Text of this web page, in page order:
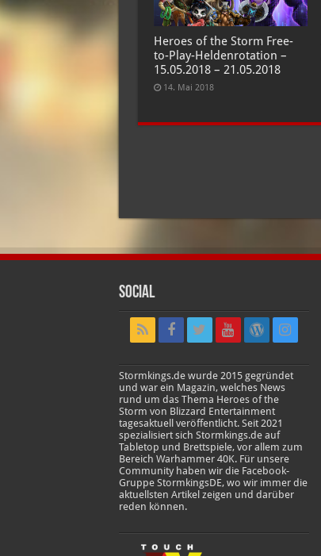
Heroes of the Storm Free-
to-Play-Heldenrotation –
15.05.2018 – 21.05.2018
14. Mai 2018
Social
Stormkings.de wurde 2015 gegründet
und war ein Magazin, welches News
rund um das Thema Heroes of the
Storm von Blizzard Entertainment
tagesaktuell veröffentlicht. Seit 2021
spezialisiert sich Stormkings.de auf
Tabletop und Brettspiele, vor allem zum
Bereich Warhammer 40K. Für unsere
Community haben wir die Facebook-
Gruppe StormkingsDE, wo wir immer die
aktuellsten Artikel zeigen und darüber
reden können.